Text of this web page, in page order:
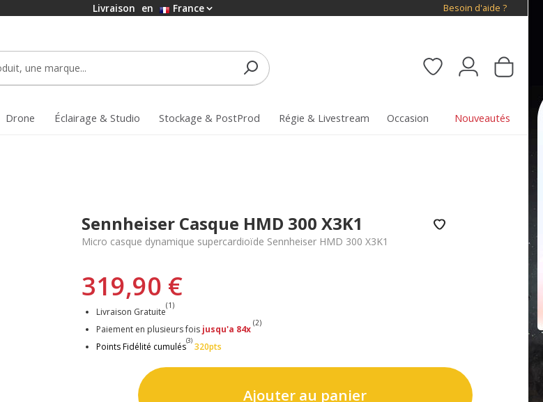
Livraison en France Besoin d'aide ?
Drone Éclairage & Studio Stockage & PostProd Régie & Livestream Occasion Nouveautés
Sennheiser Casque HMD 300 X3K1
Micro casque dynamique supercardioïde Sennheiser HMD 300 X3K1
319,90 €
Livraison Gratuite
(1)
Paiement en plusieurs fois jusqu'a 84x
(2)
Points Fidélité cumulés
(3)
320pts
Ajouter au panier